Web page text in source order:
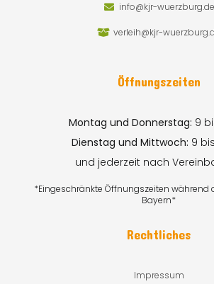
info@kjr-wuerzburg.de
verleih@kjr-
Öffnungszeiten
Montag und Donnerstag: 9
Dienstag und Mittwoch: 9
und jederzeit nach
*Eingeschränkte Öffnungszeiten während
Bayern*
Rechtliches
Impressum